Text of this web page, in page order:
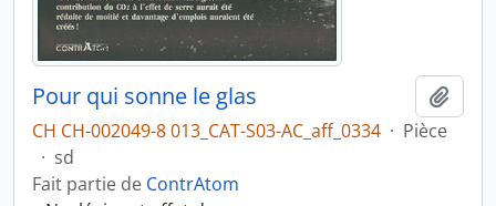
Pour qui sonne le glas
CH CH-002049-8 013_CAT-S03-AC_aff_0334 · Pièce
· sd
Fait partie de ContrAtom